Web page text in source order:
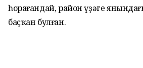
һорағандай, район үҙәге
баҫҡан булған.